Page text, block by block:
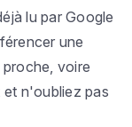
lu par Google
une
voire
n'oubliez pas